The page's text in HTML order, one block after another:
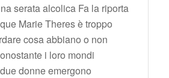
serata alcolica Fa la riporta
Marie Theres è troppo
cosa abbiano o non
i loro mondi
donne emergono